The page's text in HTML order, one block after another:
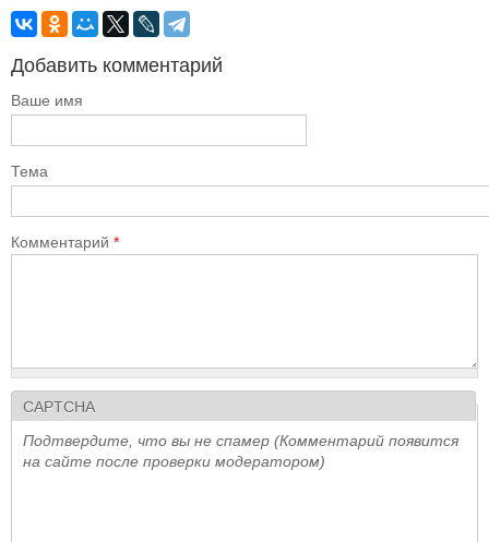
Добавить комментарий
Ваше имя
Тема
Комментарий *
CAPTCHA
Подтвердите, что вы не спамер (Комментарий появится
на сайте после проверки модератором)